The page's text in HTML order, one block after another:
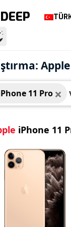
DEEP
11 Pro
iPhone 11 Pro
iPhone 11